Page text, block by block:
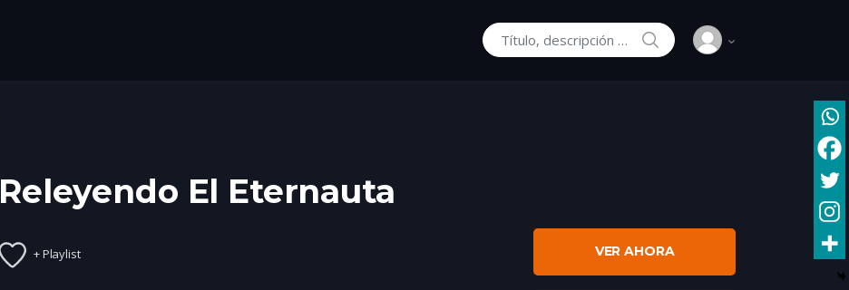
Buscar:
SEARCH
VER AHORA
Releyendo El Eternauta
+ Playlist